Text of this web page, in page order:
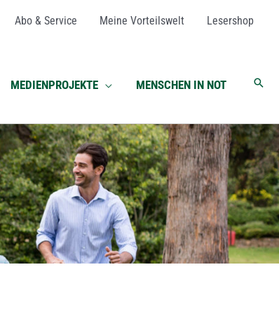
Abo & Service Meine Vorteilswelt Lesershop
MEDIENPROJEKTE MENSCHEN IN NOT